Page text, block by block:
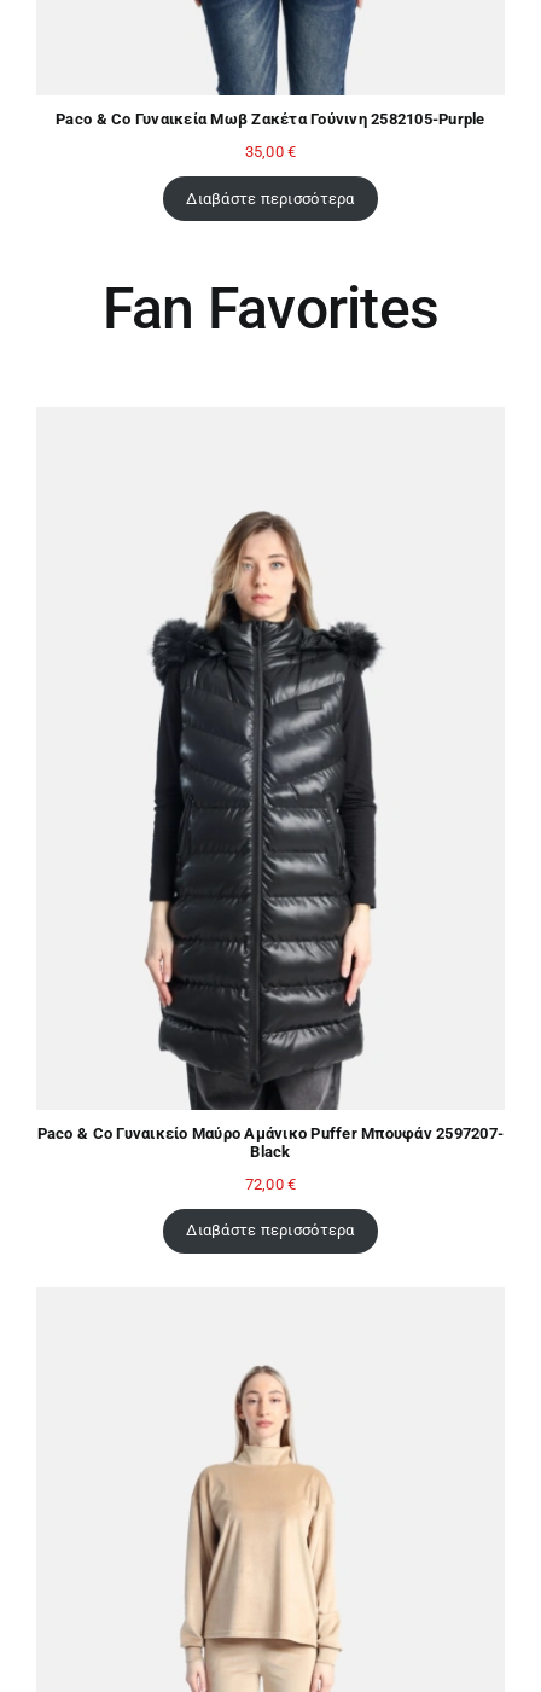
Paco & Co Γυναικεία Μωβ Ζακέτα Γούνινη 2582105-Purple
35,00€
Διαβάστε περισσότερα
Fan Favorites
Paco & Co Γυναικείο Μαύρο Αμάνικο Puffer Μπουφάν 2597207-
Black
72,00€
Διαβάστε περισσότερα